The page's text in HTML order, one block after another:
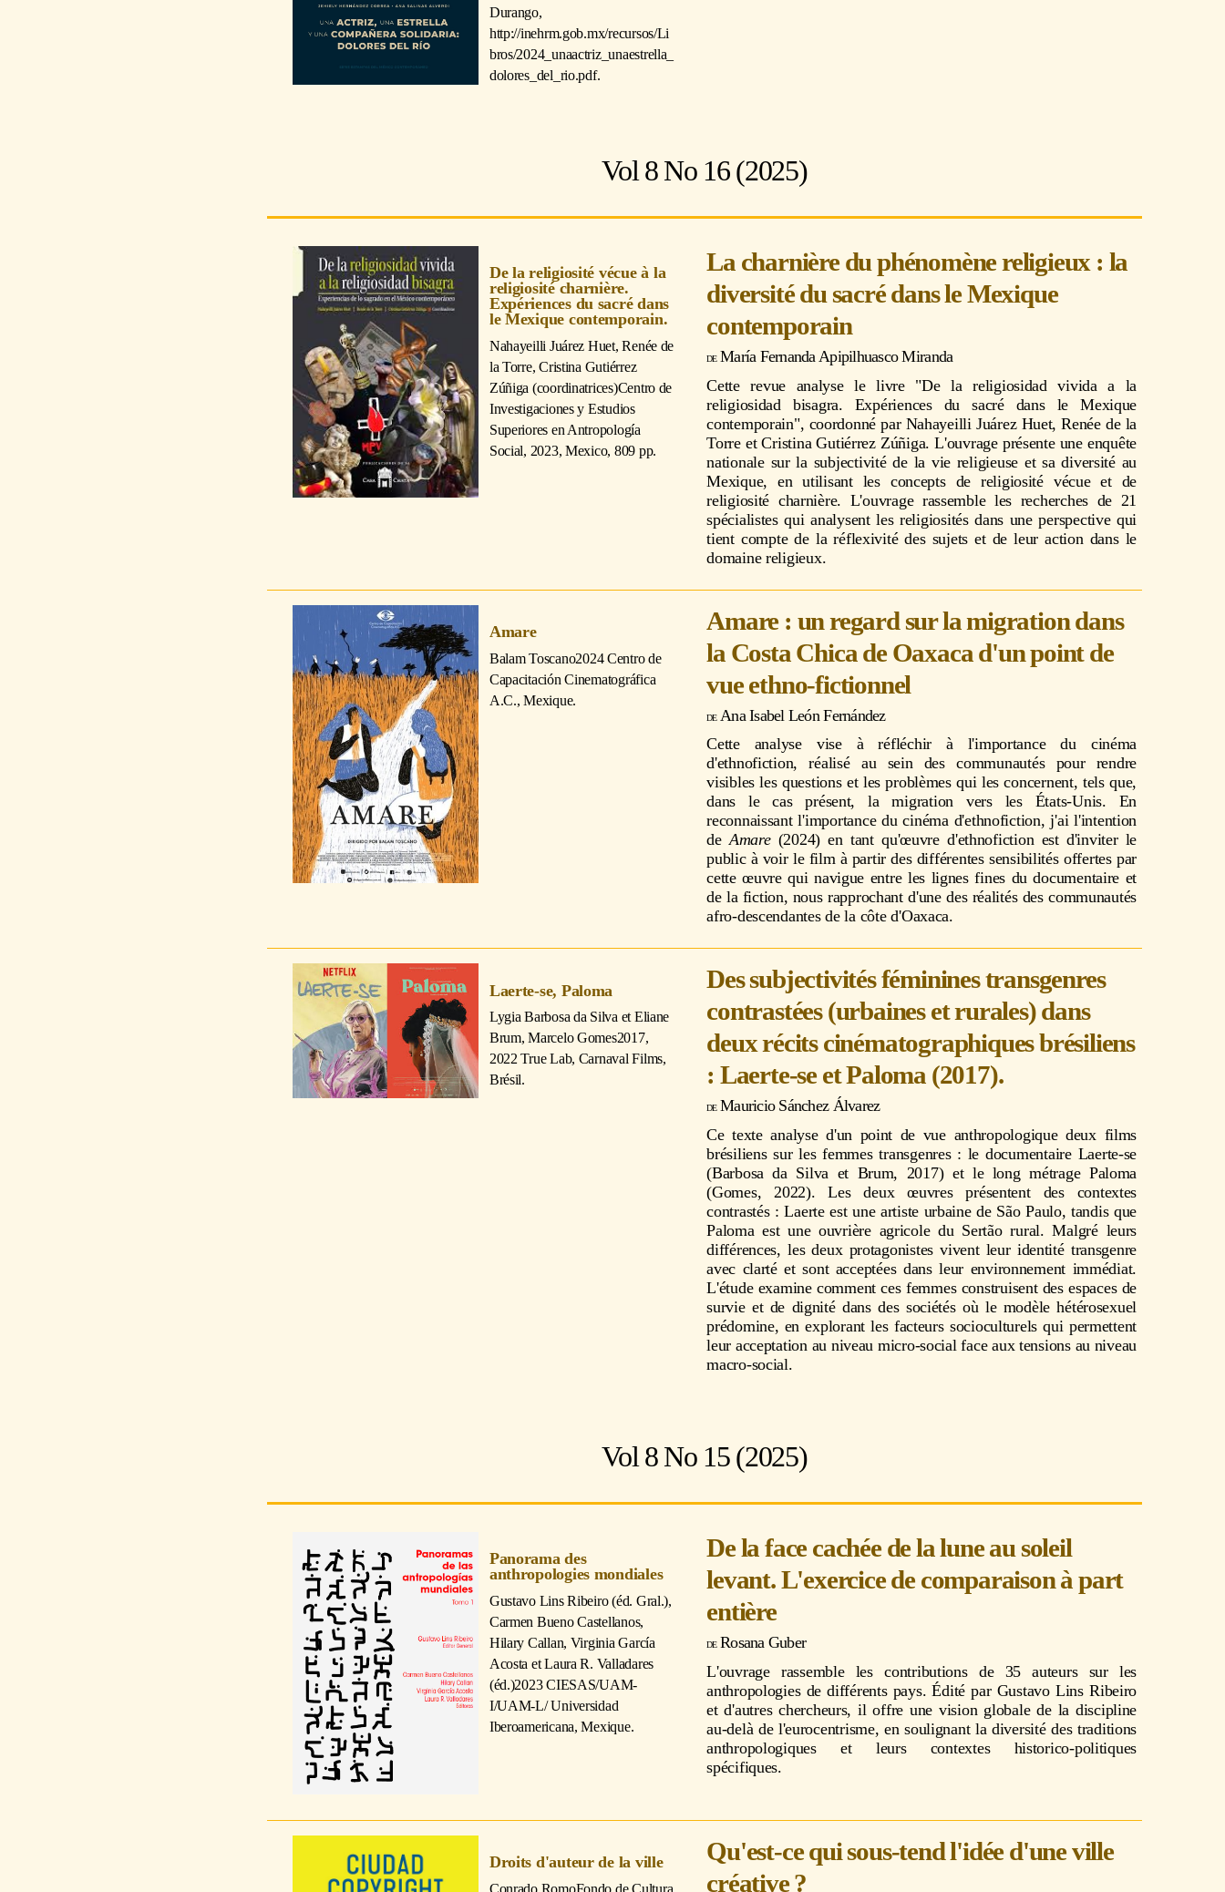
Durango,
http://inehrm.gob.mx/recursos/Li
bros/2024_unaactriz_unaestrella_
dolores_del_rio.pdf.
Vol 8 No 16 (2025)
De la religiosité vécue à la
religiosité charnière.
Expériences du sacré dans
le Mexique contemporain.
Nahayeilli Juárez Huet, Renée de
la Torre, Cristina Gutiérrez
Zúñiga (coordinatrices)Centro de
Investigaciones y Estudios
Superiores en Antropología
Social, 2023, Mexico, 809 pp.
La charnière du phénomène religieux : la
diversité du sacré dans le Mexique
contemporain
María Fernanda Apipilhuasco Miranda
Cette revue analyse le livre "De la religiosidad vivida a la
religiosidad bisagra. Expériences du sacré dans le Mexique
contemporain", coordonné par Nahayeilli Juárez Huet, Renée de la
Torre et Cristina Gutiérrez Zúñiga. L'ouvrage présente une enquête
nationale sur la subjectivité de la vie religieuse et sa diversité au
Mexique, en utilisant les concepts de religiosité vécue et de
religiosité charnière. L'ouvrage rassemble les recherches de 21
spécialistes qui analysent les religiosités dans une perspective qui
tient compte de la réflexivité des sujets et de leur action dans le
domaine religieux.
Amare
Balam Toscano2024 Centro de
Capacitación Cinematográfica
A.C., Mexique.
Amare : un regard sur la migration dans
la Costa Chica de Oaxaca d'un point de
vue ethno-fictionnel
Ana Isabel León Fernández
Cette analyse vise à réfléchir à l'importance du cinéma
d'ethnofiction, réalisé au sein des communautés pour rendre
visibles les questions et les problèmes qui les concernent, tels que,
dans le cas présent, la migration vers les États-Unis. En
reconnaissant l'importance du cinéma d'ethnofiction, j'ai l'intention
deAmare(2024) en tant qu'œuvre d'ethnofiction est d'inviter le
public à voir le film à partir des différentes sensibilités offertes par
cette œuvre qui navigue entre les lignes fines du documentaire et
de la fiction, nous rapprochant d'une des réalités des communautés
afro-descendantes de la côte d'Oaxaca.
Laerte-se, Paloma
Lygia Barbosa da Silva et Eliane
Brum, Marcelo Gomes2017,
2022 True Lab, Carnaval Films,
Brésil.
Des subjectivités féminines transgenres
contrastées (urbaines et rurales) dans
deux récits cinématographiques brésiliens
: Laerte-se et Paloma (2017).
Mauricio Sánchez Álvarez
Ce texte analyse d'un point de vue anthropologique deux films
brésiliens sur les femmes transgenres : le documentaire Laerte-se
(Barbosa da Silva et Brum, 2017) et le long métrage Paloma
(Gomes, 2022). Les deux œuvres présentent des contextes
contrastés : Laerte est une artiste urbaine de São Paulo, tandis que
Paloma est une ouvrière agricole du Sertão rural. Malgré leurs
différences, les deux protagonistes vivent leur identité transgenre
avec clarté et sont acceptées dans leur environnement immédiat.
L'étude examine comment ces femmes construisent des espaces de
survie et de dignité dans des sociétés où le modèle hétérosexuel
prédomine, en explorant les facteurs socioculturels qui permettent
leur acceptation au niveau micro-social face aux tensions au niveau
macro-social.
Vol 8 No 15 (2025)
Panorama des
anthropologies mondiales
Gustavo Lins Ribeiro (éd. Gral.),
Carmen Bueno Castellanos,
Hilary Callan, Virginia García
Acosta et Laura R. Valladares
(éd.)2023 CIESAS/UAM-
I/UAM-L/ Universidad
Iberoamericana, Mexique.
De la face cachée de la lune au soleil
levant. L'exercice de comparaison à part
entière
Rosana Guber
L'ouvrage rassemble les contributions de 35 auteurs sur les
anthropologies de différents pays. Édité par Gustavo Lins Ribeiro
et d'autres chercheurs, il offre une vision globale de la discipline
au-delà de l'eurocentrisme, en soulignant la diversité des traditions
anthropologiques et leurs contextes historico-politiques
spécifiques.
Droits d'auteur de la ville
Conrado RomoFondo de Cultura
Qu'est-ce qui sous-tend l'idée d'une ville
créative ?